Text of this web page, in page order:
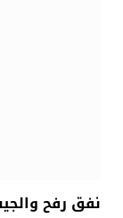
نفق رفح